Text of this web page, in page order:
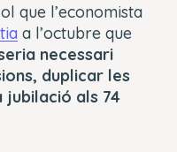
que l’economista
a l’octubre que
necessari
duplicar les
als 74